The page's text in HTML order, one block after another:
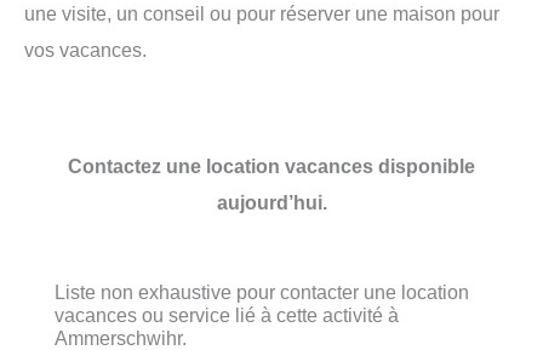
une visite, un conseil ou pour réserver une maison pour
vos vacances.
Contactez une location vacances disponible
aujourd’hui.
Liste non exhaustive pour contacter une location
vacances ou service lié à cette activité à
Ammerschwihr.